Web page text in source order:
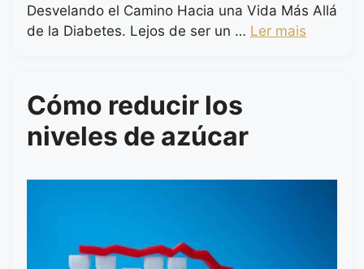
Desvelando el Camino Hacia una Vida Más Allá
de la Diabetes. Lejos de ser un … Ler mais
Cómo reducir los
niveles de azúcar